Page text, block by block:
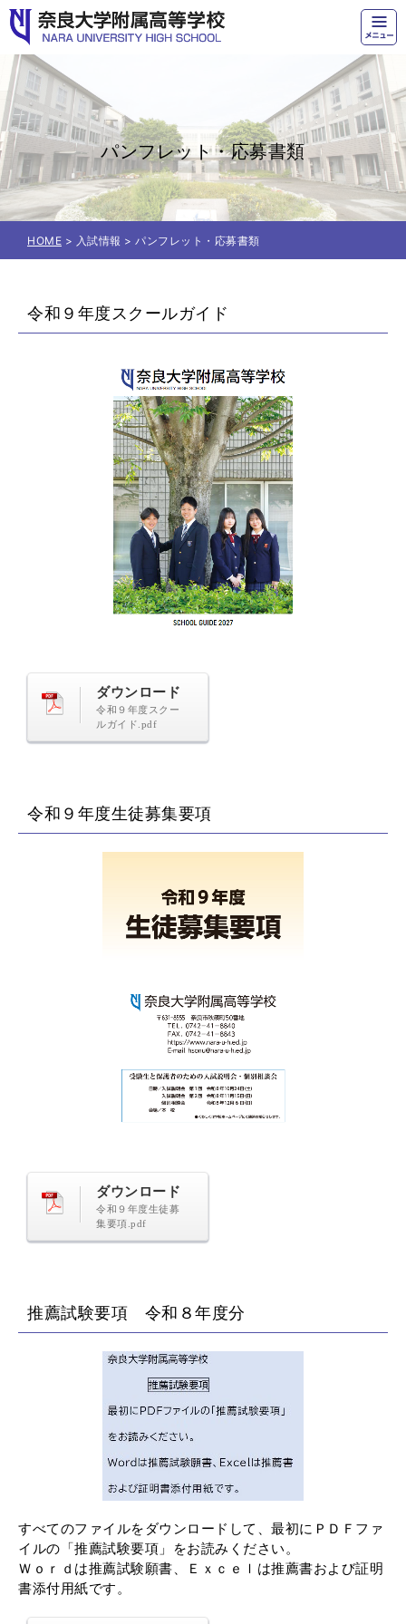
奈良大学附属高等学校
パンフレット・応募書類
HOME > 入試情報 > パンフレット・応募書類
令和９年度スクールガイド
ダウンロード
令和９年度スクー
ルガイド.pdf
令和９年度生徒募集要項
ダウンロード
令和９年度生徒募
集要項.pdf
推薦試験要項 令和８年度分
すべてのファイルをダウンロードして、最初にＰＤＦファ
イルの「推薦試験要項」をお読みください。
Ｗｏｒｄは推薦試験願書、Ｅｘｃｅｌは推薦書および証明
書添付用紙です。